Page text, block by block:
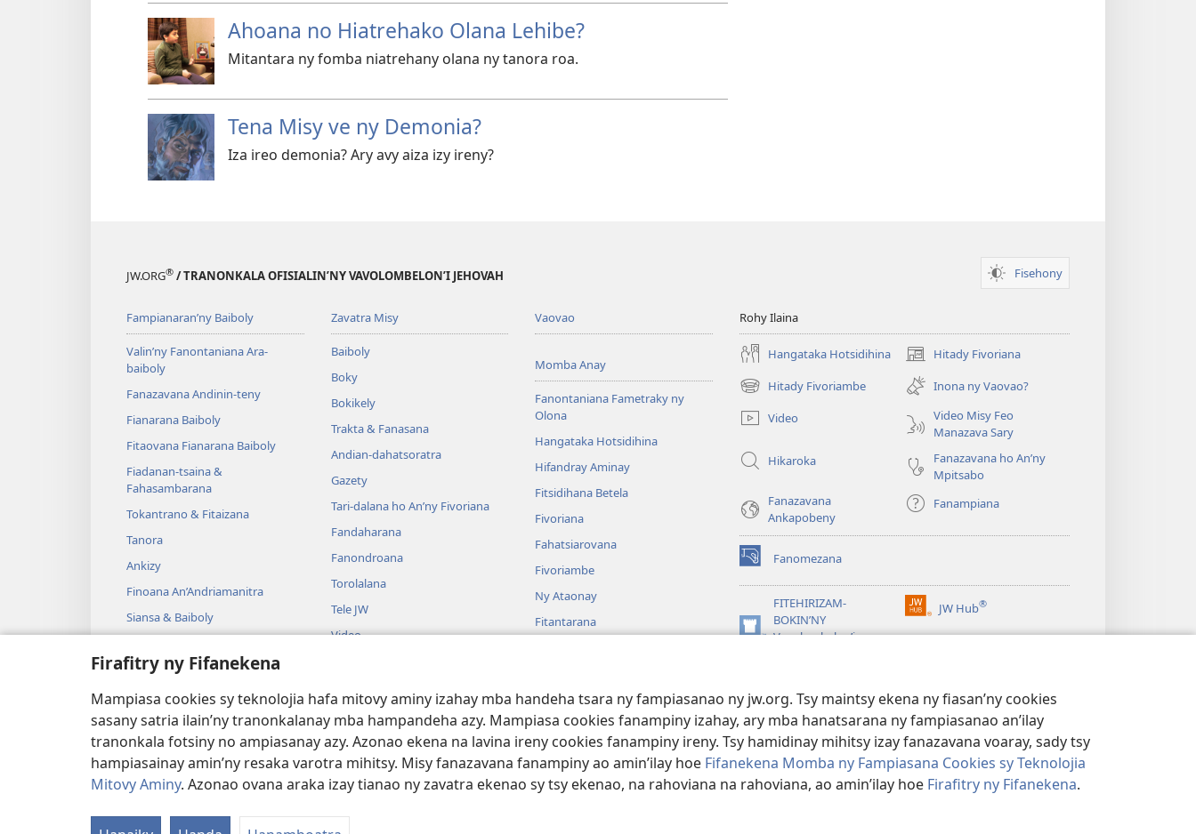
Firafitry ny Fifanekena
Mampiasa cookies sy teknolojia hafa mitovy aminy izahay mba handeha tsara ny fampiasanao ny jw.org. Tsy maintsy ekena ny fiasan’ny cookies
sasany satria ilain’ny tranonkalanay mba hampandeha azy. Mampiasa cookies fanampiny izahay, ary mba hanatsarana ny fampiasanao an’ilay
tranonkala fotsiny no ampiasanay azy. Azonao ekena na lavina ireny cookies fanampiny ireny. Tsy hamidinay mihitsy izay fanazavana voaray, sady tsy
hampiasainay amin’ny resaka varotra mihitsy. Misy fanazavana fanampiny ao amin’ilay hoe Fifanekena Momba ny Fampiasana Cookies sy Teknolojia
Mitovy Aminy. Azonao ovana araka izay tianao ny zavatra ekenao sy tsy ekenao, na rahoviana na rahoviana, ao amin’ilay hoe Firafitry ny Fifanekena.
Ahoana no Hiatrehako Olana Lehibe?
Mitantara ny fomba niatrehany olana ny tanora roa.
Tena Misy ve ny Demonia?
Iza ireo demonia? Ary avy aiza izy ireny?
JW.ORG® / TRANONKALA OFISIALIN’NY VAVOLOMBELON’I JEHOVAH Fisehony
Fampianaran’ny Baiboly
Valin’ny Fanontaniana Ara-
baiboly
Fanazavana Andinin-teny
Fianarana Baiboly
Fitaovana Fianarana Baiboly
Fiadanan-tsaina &
Fahasambarana
Tokantrano & Fitaizana
Tanora
Ankizy
Finoana An’Andriamanitra
Siansa & Baiboly
Zavatra Misy
Baiboly
Boky
Bokikely
Trakta & Fanasana
Andian-dahatsoratra
Gazety
Tari-dalana ho An’ny Fivoriana
Fandaharana
Fanondroana
Torolalana
Tele JW
Video
Tantara Henoina
Vaovao
Momba Anay
Fanontaniana Fametraky ny
Olona
Hangataka Hotsidihina
Hifandray Aminay
Fitsidihana Betela
Fivoriana
Fahatsiarovana
Fivoriambe
Ny Ataonay
Fitantarana
Rohy Ilaina
Hangataka Hotsidihina Hitady Fivoriana
(manokatra
rohy)
Hitady Fivoriambe
(manokatra
rohy)
Inona ny Vaovao?
Video
Video Misy Feo
Manazava Sary
Hikaroka
Fanazavana ho An’ny
Mpitsabo
Fanazavana
Ankapobeny
Fanampiana
Fanomezana
(manokatra
rohy)
FITEHIRIZAM-
BOKIN’NY
Vavolombelon’i
(manokatra
JW Hub®
(manokatra
rohy)
Copyright© 2026 Watch Tower Bible and Tract Society of Pennsylvania. FIFANEKENA|FIFANEKENA MOMBA NY TSIAMBARATELO|FIRAFITRY NY FIFANEKENA